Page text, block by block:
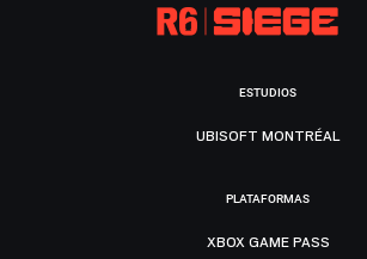
ESTUDIOS
UBISOFT MONTRÉAL
PLATAFORMAS
XBOX GAME PASS